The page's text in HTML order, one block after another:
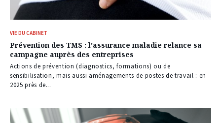
VIE DU CABINET
Prévention des TMS : l’assurance maladie relance sa
campagne auprès des entreprises
Actions de prévention (diagnostics, formations) ou de
sensibilisation, mais aussi aménagements de postes de travail : en
2025 près de...